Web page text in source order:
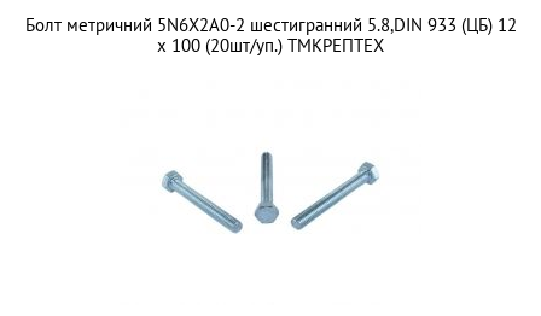
Болт метричний 5N6X2A0-2 шестигранний 5.8,DIN 933 (ЦБ) 12
х 100 (20шт/уп.) ТМКРЕПТЕХ